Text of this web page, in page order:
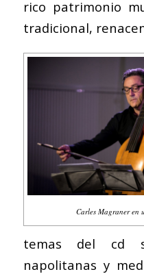
rico patrimonio
tradicional,
Carles Magraner en
temas del cd
napolitanas y